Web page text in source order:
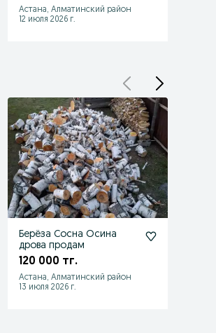
Астана, Алматинский район
12 июля 2026 г.
Берёза Сосна Осина
дрова продам
120 000 тг.
Астана, Алматинский район
13 июля 2026 г.